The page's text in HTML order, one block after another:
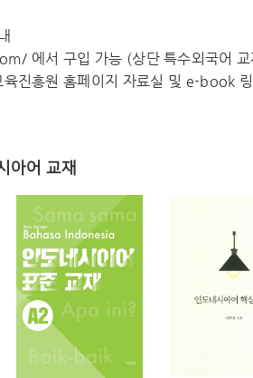
에서 구입 가능 (상단 특수외국어 교
진흥원 홈페이지 자료실 및 e-book
아어 교재